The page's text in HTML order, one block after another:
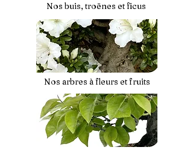
Nos buis, troënes et ficus
Nos arbres à fleurs et fruits